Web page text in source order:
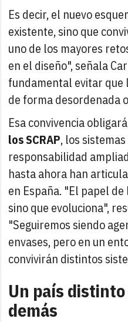
Es decir, el nuevo
existente, sino que
uno de los mayores
en el diseño", señala
fundamental evitar que
de forma desordenada
Esa convivencia
los SCRAP, los
responsabilidad
hasta ahora han
en España. "El papel de
sino que evoluciona",
"Seguiremos siendo
envases, pero en un
convivirán distintos
Un país
demás